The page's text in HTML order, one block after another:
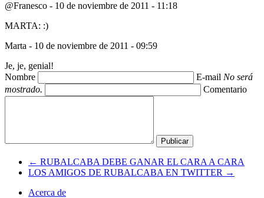
@Franesco - 10 de noviembre de 2011 - 11:18
MARTA: :)
Marta - 10 de noviembre de 2011 - 09:59
Je, je, genial!
Nombre
E-mail No será
mostrado.
Comentario
← RUBALCABA DEBE GANAR EL CARA A CARA
LOS AMIGOS DE RUBALCABA EN TWITTER →
Acerca de